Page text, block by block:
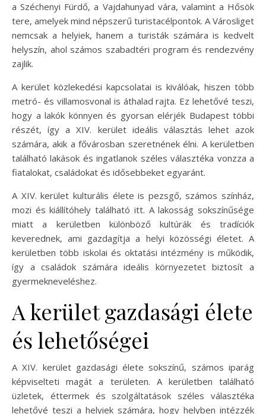
a Széchenyi Fürdő, a Vajdahunyad vára, valamint a Hősök
tere, amelyek mind népszerű turistacélpontok. A Városliget
nemcsak a helyiek, hanem a turisták számára is kedvelt
helyszín, ahol számos szabadtéri program és rendezvény
zajlik.
A kerület közlekedési kapcsolatai is kiválóak, hiszen több
metró- és villamosvonal is áthalad rajta. Ez lehetővé teszi,
hogy a lakók könnyen és gyorsan elérjék Budapest többi
részét, így a XIV. kerület ideális választás lehet azok
számára, akik a fővárosban szeretnének élni. A kerületben
található lakások és ingatlanok széles választéka vonzza a
fiatalokat, családokat és idősebbeket egyaránt.
A XIV. kerület kulturális élete is pezsgő, számos színház,
mozi és kiállítóhely található itt. A lakosság sokszínűsége
miatt a kerületben különböző kultúrák és tradíciók
keverednek, ami gazdagítja a helyi közösségi életet. A
kerületben több iskolai és oktatási intézmény is működik,
így a családok számára ideális környezetet biztosít a
gyermekneveléshez.
A kerület gazdasági élete
és lehetőségei
A XIV. kerület gazdasági élete sokszínű, számos iparág
képviselteti magát a területen. A kerületben található
üzletek, éttermek és szolgáltatások széles választéka
lehetővé teszi a helyiek számára, hogy helyben intézzék